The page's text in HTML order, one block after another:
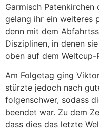
Garmisch
gelang ihr ein weiteres
denn mit dem
Disziplinen, in denen
oben auf dem Weltcup-
Am Folgetag ging
stürzte jedoch nach
folgenschwer, sodass
beendet war. Zu dem
dass dies das letzte